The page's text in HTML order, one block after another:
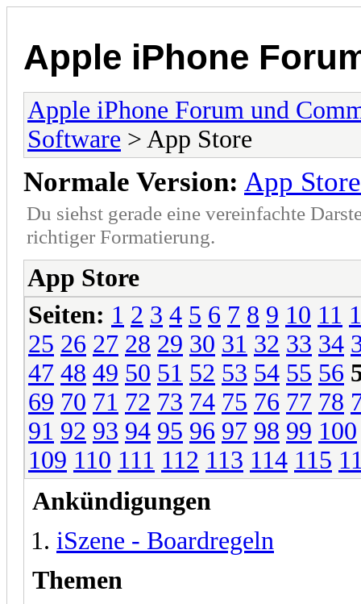
Apple iPhone
Apple iPhone Forum und
Software > App Store
Normale Version: App Store
Du siehst gerade eine vereinfachte
richtiger Formatierung.
App Store
Seiten: 1 2 3 4 5 6 7 8 9 10 11
25 26 27 28 29 30 31 32 33 34
47 48 49 50 51 52 53 54 55 56
69 70 71 72 73 74 75 76 77 78
91 92 93 94 95 96 97 98 99 100
109 110 111 112 113 114 115
Ankündigungen
iSzene - Boardregeln
Themen